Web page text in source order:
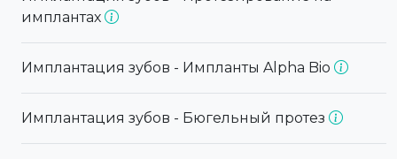
имплантах
Имплантация зубов - Импланты Alpha Bio
Имплантация зубов - Бюгельный протез